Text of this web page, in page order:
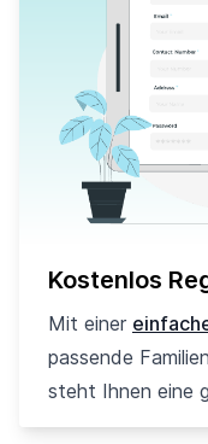
Kostenlos
Mit einer
passende
steht Ihnen eine